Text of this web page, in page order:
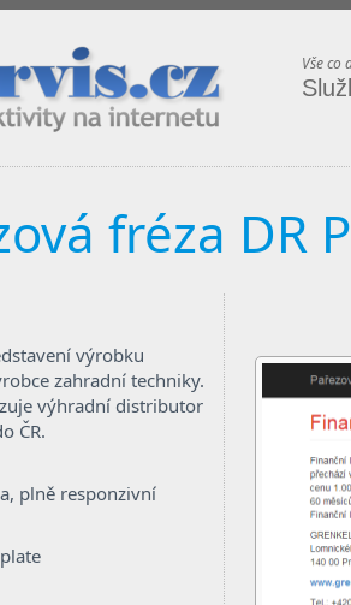
Vše co
fréza DR
výrobku
zahradní techniky.
výhradní distributor
ČR.
plně responzivní